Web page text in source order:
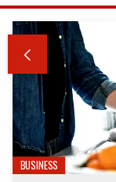

BUSINESS